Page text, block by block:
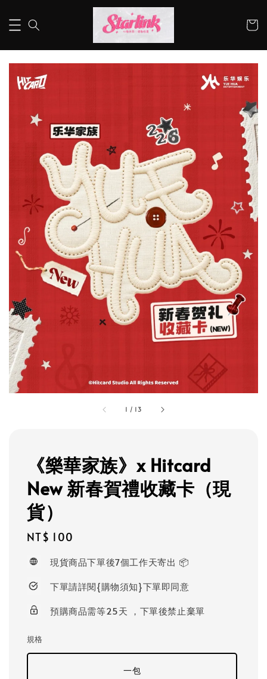
1 / 13
《樂華家族》x Hitcard
New 新春賀禮收藏卡（現
貨）
Regular
NT$ 100
現貨商品下單後7個工作天寄出 📦
下單請詳閱{購物須知}下單即同意
預購商品需等25天 ，下單後禁止棄單
規格
一包